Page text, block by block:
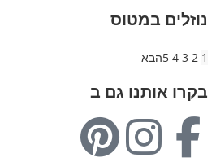
נוזלים במטוס
1
2
3
4
5הבא
בקרו אותנו גם ב